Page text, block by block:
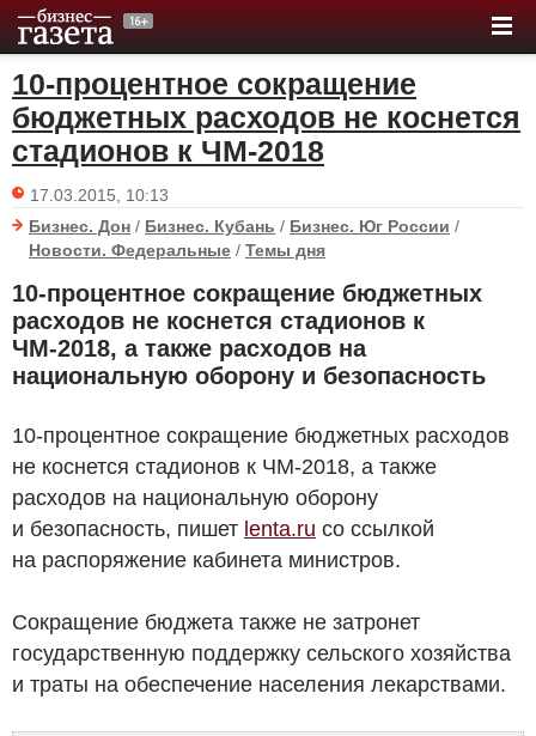
10-процентное сокращение
бюджетных расходов не коснется
стадионов к ЧМ-2018
17.03.2015, 10:13
Бизнес. Дон / Бизнес. Кубань / Бизнес. Юг России /
Новости. Федеральные / Темы дня
10-процентное сокращение бюджетных
расходов не коснется стадионов к
ЧМ-2018, а также расходов на
национальную оборону и безопасность
10-процентное сокращение бюджетных расходов
не коснется стадионов к ЧМ-2018, а также
расходов на национальную оборону
и безопасность, пишет lenta.ru со ссылкой
на распоряжение кабинета министров.
Сокращение бюджета также не затронет
государственную поддержку сельского хозяйства
и траты на обеспечение населения лекарствами.